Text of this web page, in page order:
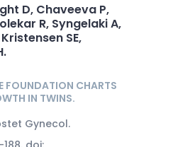
D, Chaveeva P,
R, Syngelaki A,
SE,
FOUNDATION CHARTS
IN TWINS.
Gynecol.